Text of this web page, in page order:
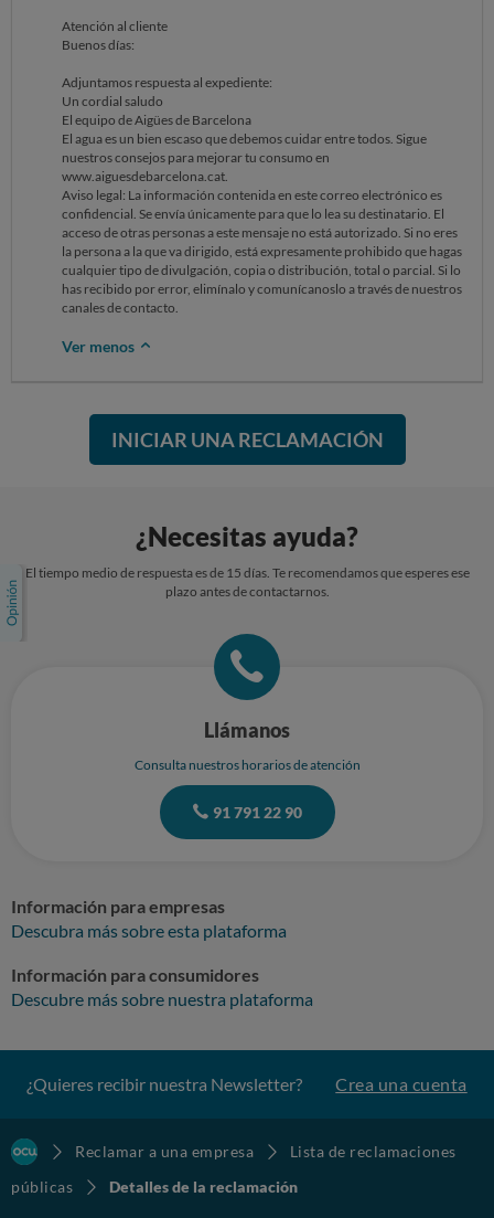
Atención al cliente
Buenos días:
Adjuntamos respuesta al expediente:
Un cordial saludo
El equipo de Aigües de Barcelona
El agua es un bien escaso que debemos cuidar entre todos. Sigue
nuestros consejos para mejorar tu consumo en
www.aiguesdebarcelona.cat.
Aviso legal: La información contenida en este correo electrónico es
confidencial. Se envía únicamente para que lo lea su destinatario. El
acceso de otras personas a este mensaje no está autorizado. Si no eres
la persona a la que va dirigido, está expresamente prohibido que hagas
cualquier tipo de divulgación, copia o distribución, total o parcial. Si lo
has recibido por error, elimínalo y comunícanoslo a través de nuestros
canales de contacto.
Ver menos
INICIAR UNA RECLAMACIÓN
¿Necesitas ayuda?
El tiempo medio de respuesta es de 15 días. Te recomendamos que esperes ese
plazo antes de contactarnos.
Llámanos
Consulta nuestros horarios de atención
91 791 22 90
Información para empresas
Descubra más sobre esta plataforma
Información para consumidores
Descubre más sobre nuestra plataforma
¿Quieres recibir nuestra Newsletter? Crea una cuenta
Reclamar a una empresa
Lista de reclamaciones
públicas
Detalles de la reclamación